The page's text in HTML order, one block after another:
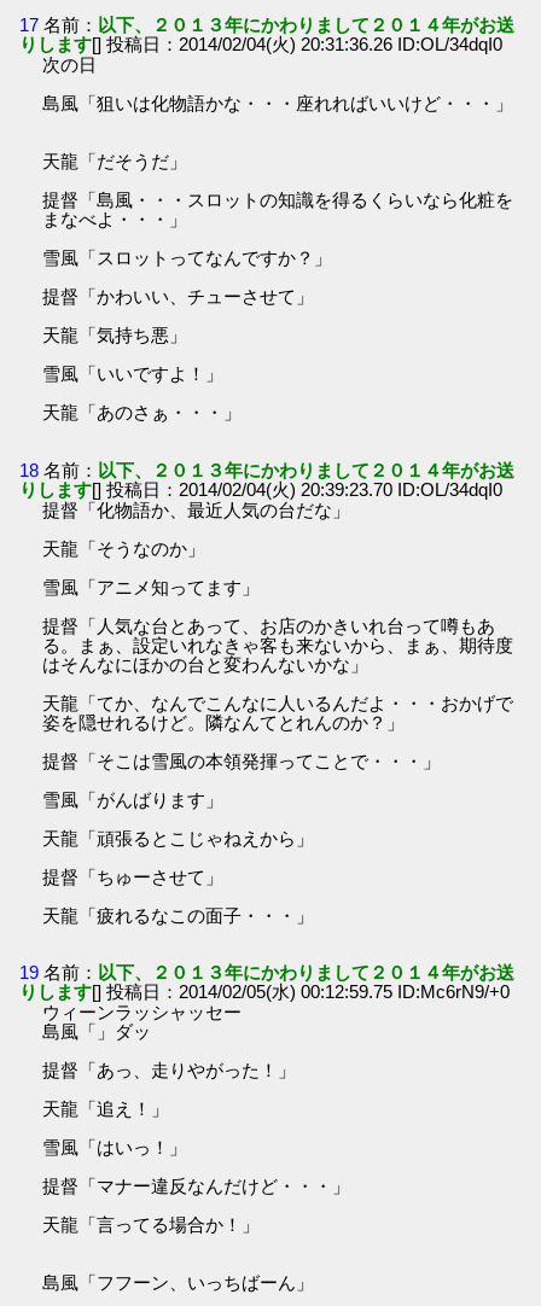
17 名前： 以下、２０１３年にかわりまして２０１４年がお送
りします[] 投稿日：2014/02/04(火) 20:31:36.26 ID:OL/34dqI0
次の日
島風「狙いは化物語かな・・・座れればいいけど・・・」
天龍「だそうだ」
提督「島風・・・スロットの知識を得るくらいなら化粧を
まなべよ・・・」
雪風「スロットってなんですか？」
提督「かわいい、チューさせて」
天龍「気持ち悪」
雪風「いいですよ！」
天龍「あのさぁ・・・」
18 名前： 以下、２０１３年にかわりまして２０１４年がお送
りします[] 投稿日：2014/02/04(火) 20:39:23.70 ID:OL/34dqI0
提督「化物語か、最近人気の台だな」
天龍「そうなのか」
雪風「アニメ知ってます」
提督「人気な台とあって、お店のかきいれ台って噂もあ
る。まぁ、設定いれなきゃ客も来ないから、まぁ、期待度
はそんなにほかの台と変わんないかな」
天龍「てか、なんでこんなに人いるんだよ・・・おかげで
姿を隠せれるけど。隣なんてとれんのか？」
提督「そこは雪風の本領発揮ってことで・・・」
雪風「がんばります」
天龍「頑張るとこじゃねえから」
提督「ちゅーさせて」
天龍「疲れるなこの面子・・・」
19 名前： 以下、２０１３年にかわりまして２０１４年がお送
りします[] 投稿日：2014/02/05(水) 00:12:59.75 ID:Mc6rN9/+0
ウィーンラッシャッセー
島風「」ダッ
提督「あっ、走りやがった！」
天龍「追え！」
雪風「はいっ！」
提督「マナー違反なんだけど・・・」
天龍「言ってる場合か！」
島風「フフーン、いっちばーん」